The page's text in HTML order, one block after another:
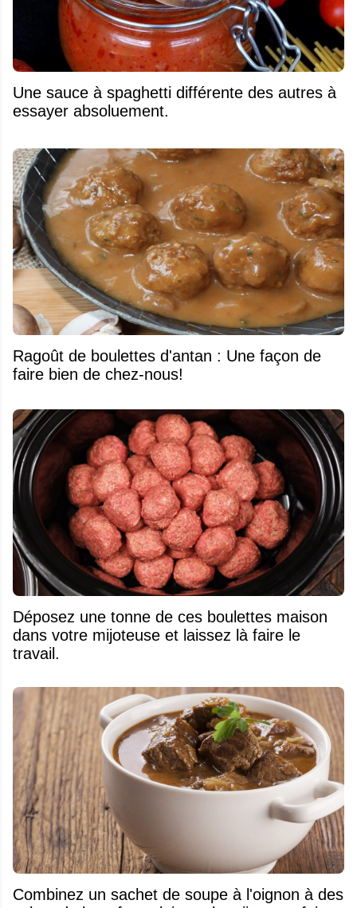
Une sauce à spaghetti différente des autres à
essayer absoluement.
Ragoût de boulettes d'antan : Une façon de
faire bien de chez-nous!
Déposez une tonne de ces boulettes maison
dans votre mijoteuse et laissez là faire le
travail.
Combinez un sachet de soupe à l'oignon à des